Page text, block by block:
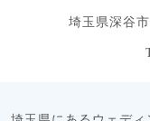
埼玉県深谷